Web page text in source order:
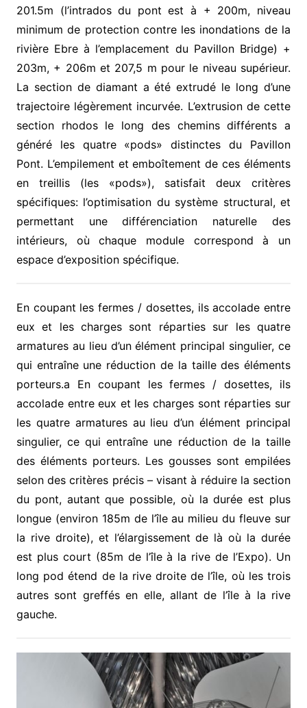
201.5m (l’intrados du pont est à + 200m, niveau
minimum de protection contre les inondations de la
rivière Ebre à l’emplacement du Pavillon Bridge) +
203m, + 206m et 207,5 m pour le niveau supérieur.
La section de diamant a été extrudé le long d’une
trajectoire légèrement incurvée. L’extrusion de cette
section rhodos le long des chemins différents a
généré les quatre «pods» distinctes du Pavillon
Pont. L’empilement et emboîtement de ces éléments
en treillis (les «pods»), satisfait deux critères
spécifiques: l’optimisation du système structural, et
permettant une différenciation naturelle des
intérieurs, où chaque module correspond à un
espace d’exposition spécifique.
En coupant les fermes / dosettes, ils accolade entre
eux et les charges sont réparties sur les quatre
armatures au lieu d’un élément principal singulier, ce
qui entraîne une réduction de la taille des éléments
porteurs.a En coupant les fermes / dosettes, ils
accolade entre eux et les charges sont réparties sur
les quatre armatures au lieu d’un élément principal
singulier, ce qui entraîne une réduction de la taille
des éléments porteurs. Les gousses sont empilées
selon des critères précis – visant à réduire la section
du pont, autant que possible, où la durée est plus
longue (environ 185m de l’île au milieu du fleuve sur
la rive droite), et l’élargissement de là où la durée
est plus court (85m de l’île à la rive de l’Expo). Un
long pod étend de la rive droite de l’île, où les trois
autres sont greffés en elle, allant de l’île à la rive
gauche.